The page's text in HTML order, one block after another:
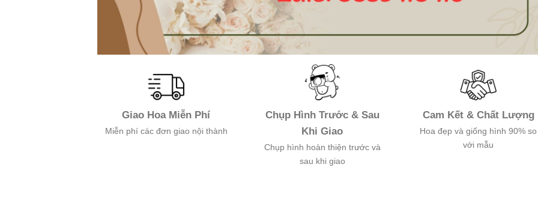
Giao Hoa Miễn Phí
Miễn phí các đơn giao nội thành
Chụp Hình Trước & Sau
Khi Giao
Chụp hình hoàn thiện trước và
sau khi giao
Cam Kết & Chất Lượng
Hoa đẹp và giống hình 90% so
với mẫu